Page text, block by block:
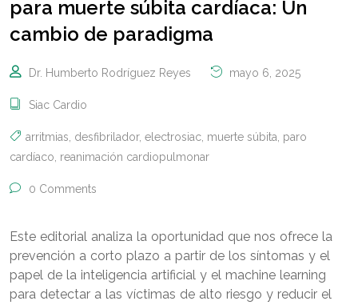
para muerte súbita cardíaca: Un
cambio de paradigma
Dr. Humberto Rodríguez Reyes mayo 6, 2025
Siac Cardio
arritmias desfibrilador, electrosiac muerte súbita paro
cardíaco reanimación cardiopulmonar
0 Comments
Este editorial analiza la oportunidad que nos ofrece la
prevención a corto plazo a partir de los síntomas y el
papel de la inteligencia artificial y el machine learning
para detectar a las víctimas de alto riesgo y reducir el